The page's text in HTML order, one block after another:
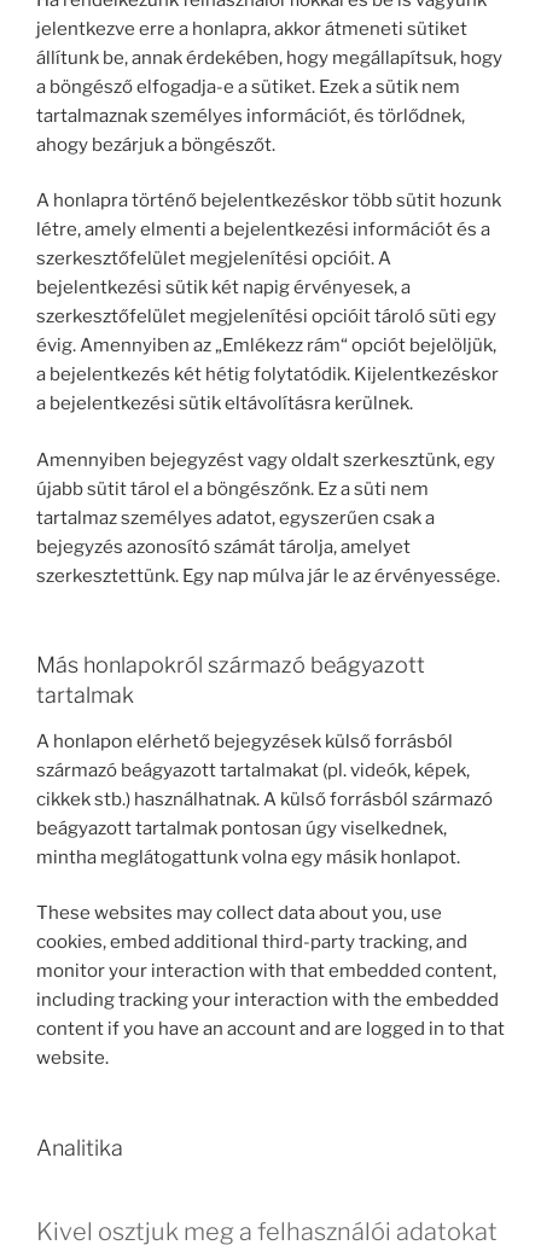
jelentkezve erre a honlapra, akkor átmeneti sütiket
állítunk be, annak érdekében, hogy megállapítsuk, hogy
a böngésző elfogadja-e a sütiket. Ezek a sütik nem
tartalmaznak személyes információt, és törlődnek,
ahogy bezárjuk a böngészőt.
A honlapra történő bejelentkezéskor több sütit hozunk
létre, amely elmenti a bejelentkezési információt és a
szerkesztőfelület megjelenítési opcióit. A
bejelentkezési sütik két napig érvényesek, a
szerkesztőfelület megjelenítési opcióit tároló süti egy
évig. Amennyiben az „Emlékezz rám“ opciót bejelöljük,
a bejelentkezés két hétig folytatódik. Kijelentkezéskor
a bejelentkezési sütik eltávolításra kerülnek.
Amennyiben bejegyzést vagy oldalt szerkesztünk, egy
újabb sütit tárol el a böngészőnk. Ez a süti nem
tartalmaz személyes adatot, egyszerűen csak a
bejegyzés azonosító számát tárolja, amelyet
szerkesztettünk. Egy nap múlva jár le az érvényessége.
Más honlapokról származó beágyazott
tartalmak
A honlapon elérhető bejegyzések külső forrásból
származó beágyazott tartalmakat (pl. videók, képek,
cikkek stb.) használhatnak. A külső forrásból származó
beágyazott tartalmak pontosan úgy viselkednek,
mintha meglátogattunk volna egy másik honlapot.
These websites may collect data about you, use
cookies, embed additional third-party tracking, and
monitor your interaction with that embedded content,
including tracking your interaction with the embedded
content if you have an account and are logged in to that
website.
Analitika
Kivel osztjuk meg a felhasználói adatokat